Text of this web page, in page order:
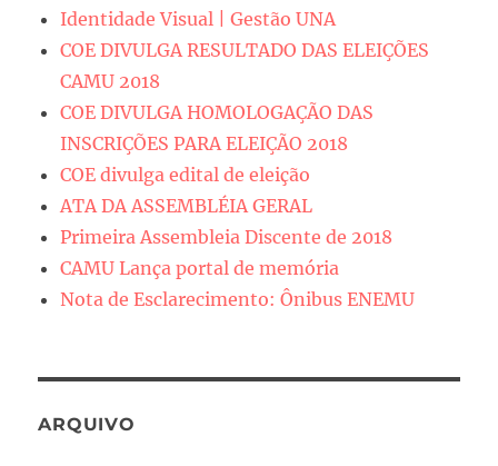
Identidade Visual | Gestão UNA
COE DIVULGA RESULTADO DAS ELEIÇÕES
CAMU 2018
COE DIVULGA HOMOLOGAÇÃO DAS
INSCRIÇÕES PARA ELEIÇÃO 2018
COE divulga edital de eleição
ATA DA ASSEMBLÉIA GERAL
Primeira Assembleia Discente de 2018
CAMU Lança portal de memória
Nota de Esclarecimento: Ônibus ENEMU
ARQUIVO